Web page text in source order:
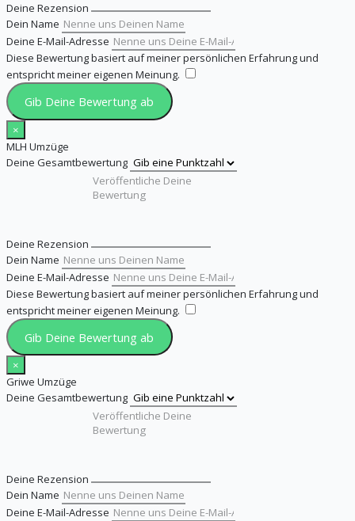
Deine Rezension
Dein Name
Deine E-Mail-Adresse
Diese Bewertung basiert auf meiner persönlichen Erfahrung und
entspricht meiner eigenen Meinung.
Gib Deine Bewertung ab
×
MLH Umzüge
Deine Gesamtbewertung
Deine Rezension
Dein Name
Deine E-Mail-Adresse
Diese Bewertung basiert auf meiner persönlichen Erfahrung und
entspricht meiner eigenen Meinung.
Gib Deine Bewertung ab
×
Griwe Umzüge
Deine Gesamtbewertung
Deine Rezension
Dein Name
Deine E-Mail-Adresse